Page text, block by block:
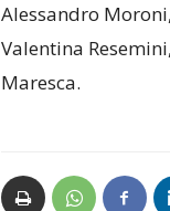
Alessandro
Valentina
Maresca.